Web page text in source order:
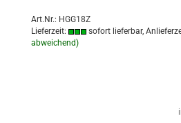
Art.Nr.: HGG18Z
Lieferzeit:
sofort lieferbar,
abweichend)